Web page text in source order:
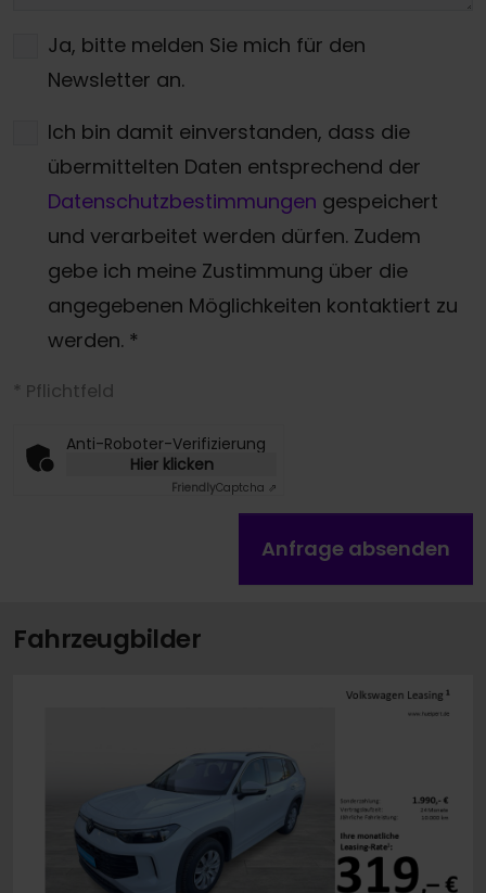
Ja, bitte melden Sie mich für den
Newsletter an.
Ich bin damit einverstanden, dass die
übermittelten Daten entsprechend der
Datenschutzbestimmungen gespeichert
und verarbeitet werden dürfen. Zudem
gebe ich meine Zustimmung über die
angegebenen Möglichkeiten kontaktiert zu
werden. *
* Pflichtfeld
Anti-Roboter-Verifizierung
Hier klicken
FriendlyCaptcha ⇗
Anfrage absenden
Fahrzeugbilder